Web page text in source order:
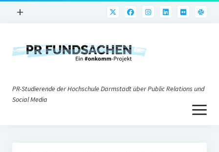
Menü
+
PR@h_da
Nonprofit-PR
PR-Studierende der Hochschule Darmstadt über Public Relations und
Social Media
Menü
öffnen